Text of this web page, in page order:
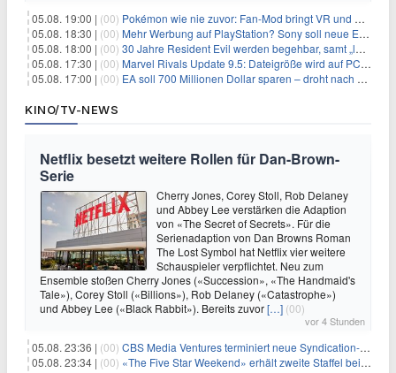
05.08. 19:00 | (00) Pokémon wie nie zuvor: Fan-Mod bringt VR und Ego-Perspektive nach Kanto
05.08. 18:30 | (00) Mehr Werbung auf PlayStation? Sony soll neue Einnahmequellen prüfen
05.08. 18:00 | (00) 30 Jahre Resident Evil werden begehbar, samt „lebensgroßem Leon“
05.08. 17:30 | (00) Marvel Rivals Update 9.5: Dateigröße wird auf PC und Konsolen deutlich reduziert
05.08. 17:00 | (00) EA soll 700 Millionen Dollar sparen – droht nach der Übernahme die nächste Entlassungswelle?
KINO/TV-NEWS
Netflix besetzt weitere Rollen für Dan-Brown-
Serie
Cherry Jones, Corey Stoll, Rob Delaney
und Abbey Lee verstärken die Adaption
von «The Secret of Secrets». Für die
Serienadaption von Dan Browns Roman
The Lost Symbol hat Netflix vier weitere
Schauspieler verpflichtet. Neu zum
Ensemble stoßen Cherry Jones («Succession», «The Handmaid's
Tale»), Corey Stoll («Billions»), Rob Delaney («Catastrophe»)
und Abbey Lee («Black Rabbit»). Bereits zuvor[…] (00)
vor 4 Stunden
05.08. 23:36 | (00) CBS Media Ventures terminiert neue Syndication-Formate
05.08. 23:34 | (00) «The Five Star Weekend» erhält zweite Staffel bei Peacock